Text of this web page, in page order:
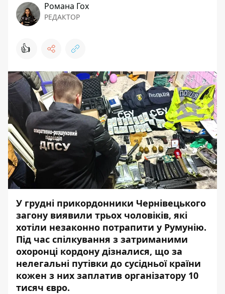
Романа Гох
РЕДАКТОР
👍
У грудні прикордонники Чернівецького
загону виявили трьох чоловіків, які
хотіли незаконно потрапити у Румунію.
Під час спілкування з затриманими
охоронці кордону дізналися, що за
нелегальні путівки до сусідньої країни
кожен з них заплатив організатору 10
тисяч євро.